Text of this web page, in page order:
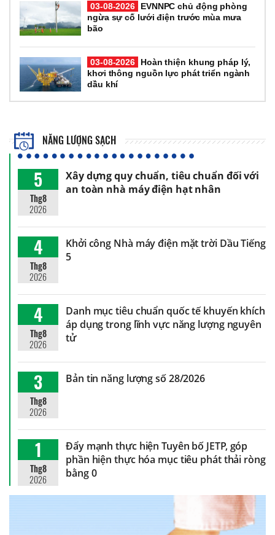
03-08-2026
EVNNPC chủ động phòng
ngừa sự cố lưới điện trước mùa mưa
bão
03-08-2026
Hoàn thiện khung pháp lý,
khơi thông nguồn lực phát triển ngành
dầu khí
NĂNG LƯỢNG SẠCH
5
Thg8
2026
Xây dựng quy chuẩn, tiêu chuẩn đối với
an toàn nhà máy điện hạt nhân
4
Thg8
2026
Khởi công Nhà máy điện mặt trời Dầu Tiếng
5
4
Thg8
2026
Danh mục tiêu chuẩn quốc tế khuyến khích
áp dụng trong lĩnh vực năng lượng nguyên
tử
3
Thg8
2026
Bản tin năng lượng số 28/2026
1
Thg8
2026
Đẩy mạnh thực hiện Tuyên bố JETP, góp
phần hiện thực hóa mục tiêu phát thải ròng
bằng 0